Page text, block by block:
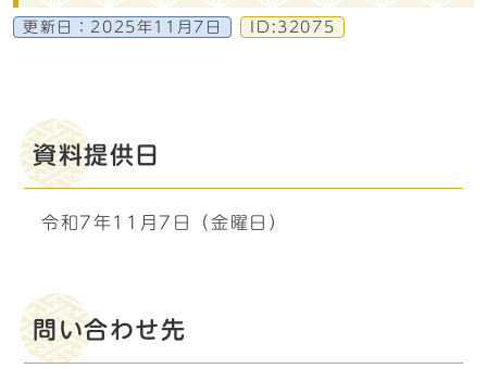
更新日： 2025年11月7日 ID:32075
資料提供日
令和7年11月7日（金曜日）
問い合わせ先